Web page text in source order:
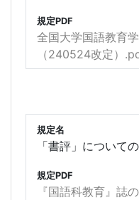
規定PDF
全国大学国語教育
（240524改定）
規定名
「書評」について
規定PDF
『国語科教育』誌